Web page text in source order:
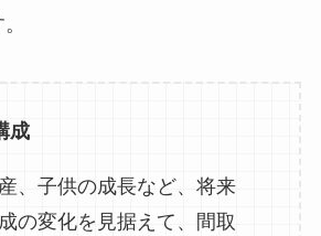
成
、子供の成長など、将来
の変化を見据えて、間取